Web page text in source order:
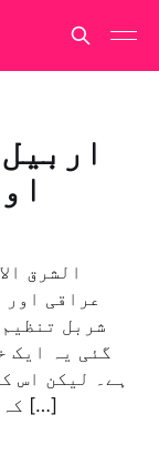
عراقی
شربل
گئی یہ ایک
ہے۔ لیکن اس
کہ جیلوں میں قید تنظیم کے افراد پر […]